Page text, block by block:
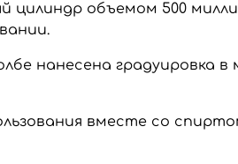
цилиндр объемом 500
нанесена градуировка
вместе со